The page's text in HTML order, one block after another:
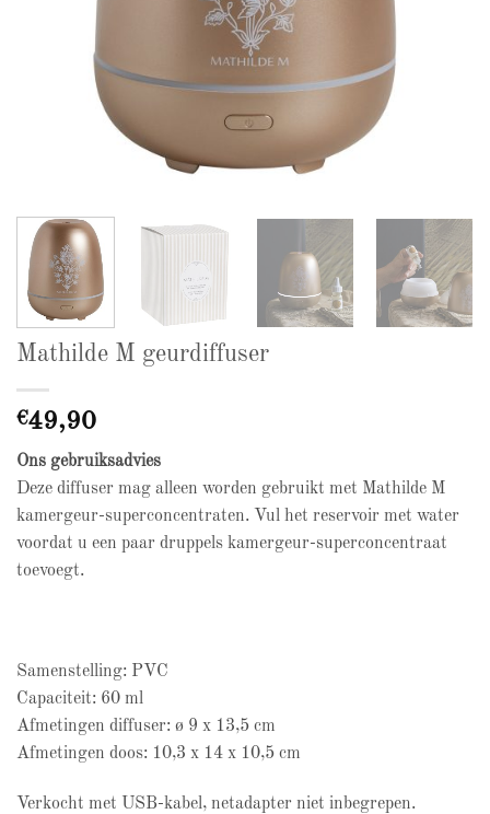
Mathilde M geurdiffuser
€49,90
Ons gebruiksadvies
Deze diffuser mag alleen worden gebruikt met Mathilde M
kamergeur-superconcentraten. Vul het reservoir met water
voordat u een paar druppels kamergeur-superconcentraat
toevoegt.
Samenstelling: PVC
Capaciteit: 60 ml
Afmetingen diffuser: ø 9 x 13,5 cm
Afmetingen doos: 10,3 x 14 x 10,5 cm
Verkocht met USB-kabel, netadapter niet inbegrepen.